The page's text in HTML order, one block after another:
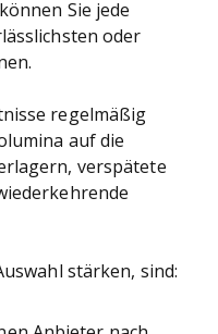
Sie jede
oder
regelmäßig
auf die
verspätete
stärken, sind: